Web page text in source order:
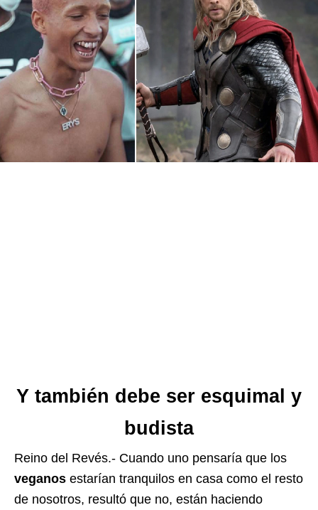
Y también debe ser esquimal y
budista
Reino del Revés.- Cuando uno pensaría que los
veganos estarían tranquilos en casa como el resto
de nosotros, resultó que no, están haciendo